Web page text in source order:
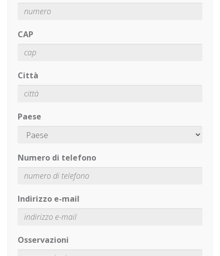
CAP
Città
Paese
Numero di telefono
Indirizzo e-mail
Osservazioni